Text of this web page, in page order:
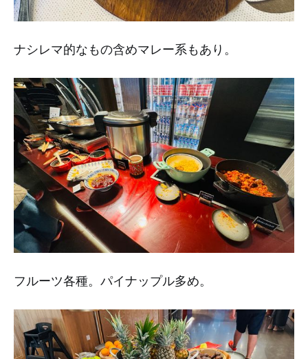
ナシレマ的なもの含めマレー系もあり。
フルーツ各種。パイナップル多め。